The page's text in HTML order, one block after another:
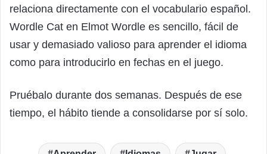
relaciona directamente con el vocabulario español.
Wordle Cat en Elmot Wordle es sencillo, fácil de
usar y demasiado valioso para aprender el idioma
como para introducirlo en fechas en el juego.
Pruébalo durante dos semanas. Después de ese
tiempo, el hábito tiende a consolidarse por sí solo.